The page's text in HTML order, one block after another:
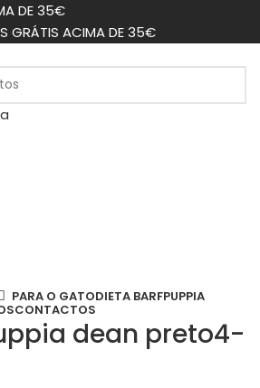
DE 35€
GRÁTIS ACIMA DE 35€
PARA O GATODIETA BARFPUPPIA
CONTACTOS
dean preto4-